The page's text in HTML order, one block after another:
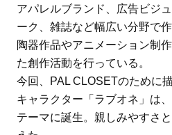
アパレルブランド、広告ビジ
ーク、雑誌など幅広い分野で作
陶器作品やアニメーション制
た創作活動を行っている。
今回、PAL CLOSETのために
キャラクター「ラブオネ」は
テーマに誕生。親しみやすさ